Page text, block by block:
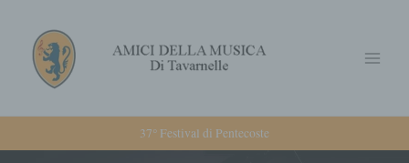
contenuto
Menu
37° Festival di Pentecoste